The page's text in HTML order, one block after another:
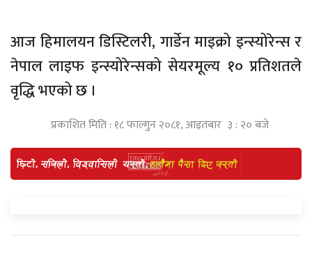
आज हिमालयन डिस्टिलरी, गार्डेन माइक्रो इन्स्योरेन्स र
नेपाल लाइफ इन्स्योरेन्सको सेयरमूल्य १० प्रतिशतले
वृद्धि भएको छ ।
प्रकाशित मिति : १८ फाल्गुन २०८१, आइतबार ३ : २० बजे